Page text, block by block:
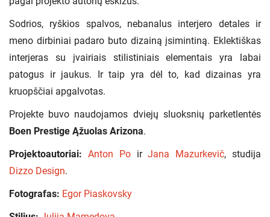
Sodrios, ryškios spalvos, nebanalus interjero detales ir
meno dirbiniai padaro buto dizainą įsimintiną. Eklektiškas
interjeras su įvairiais stilistiniais elementais yra labai
patogus ir jaukus. Ir taip yra dėl to, kad dizainas yra
kruopščiai apgalvotas.
Projekte buvo naudojamos dviejų sluoksnių parketlentės
Boen Prestige Ąžuolas Arizona.
Projektoautoriai: Anton PoirJana Mazurkevič, studija
Dizzo Design.
Fotografas: Egor Piaskovsky